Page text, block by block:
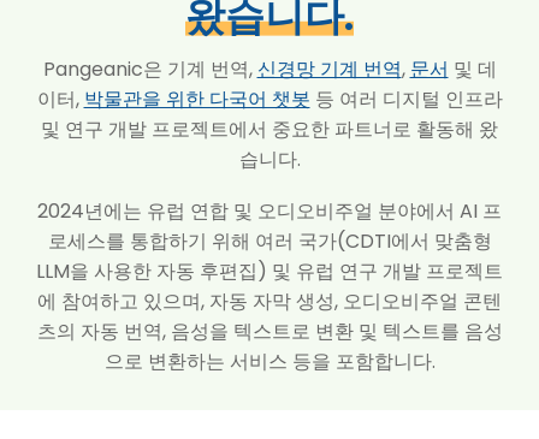
왔습니다.
Pangeanic은 기계 번역, 신경망 기계 번역, 문서 및 데
이터, 박물관을 위한 다국어 챗봇 등 여러 디지털 인프라
및 연구 개발 프로젝트에서 중요한 파트너로 활동해 왔
습니다.
2024년에는 유럽 연합 및 오디오비주얼 분야에서 AI 프
로세스를 통합하기 위해 여러 국가(CDTI에서 맞춤형
LLM을 사용한 자동 후편집) 및 유럽 연구 개발 프로젝트
에 참여하고 있으며, 자동 자막 생성, 오디오비주얼 콘텐
츠의 자동 번역, 음성을 텍스트로 변환 및 텍스트를 음성
으로 변환하는 서비스 등을 포함합니다.